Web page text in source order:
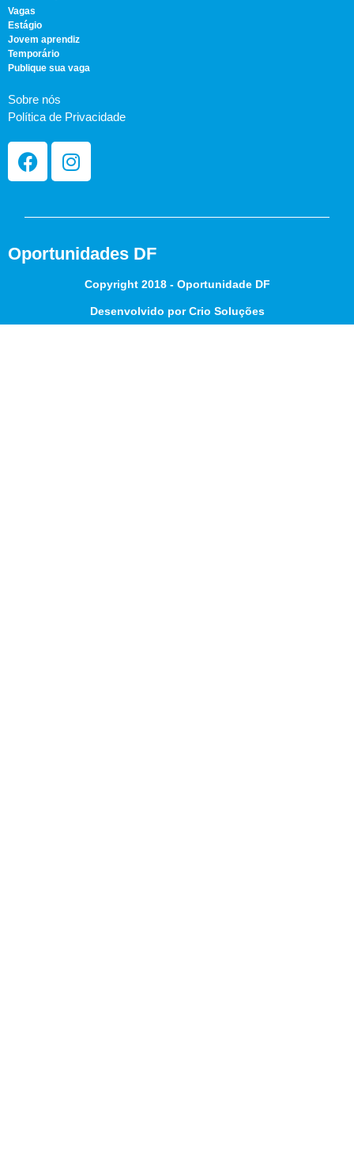
Vagas
Estágio
Jovem aprendiz
Temporário
Publique sua vaga
Sobre nós
Política de Privacidade
Oportunidades DF
Copyright 2018 - Oportunidade DF
Desenvolvido por Crio Soluções